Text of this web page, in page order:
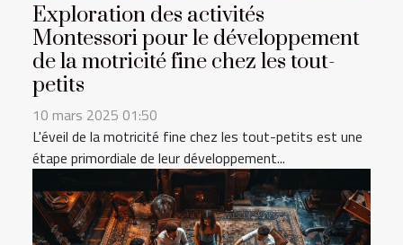
Exploration des activités
Montessori pour le développement
de la motricité fine chez les tout-
petits
10 mars 2025 01:50
L'éveil de la motricité fine chez les tout-petits est une
étape primordiale de leur développement...